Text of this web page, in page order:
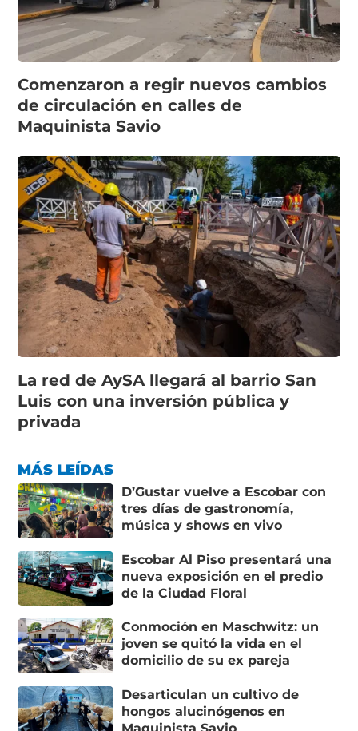
Comenzaron a regir nuevos cambios
de circulación en calles de
Maquinista Savio
La red de AySA llegará al barrio San
Luis con una inversión pública y
privada
MÁS LEÍDAS
D’Gustar vuelve a Escobar con
tres días de gastronomía,
música y shows en vivo
Escobar Al Piso presentará una
nueva exposición en el predio
de la Ciudad Floral
Conmoción en Maschwitz: un
joven se quitó la vida en el
domicilio de su ex pareja
Desarticulan un cultivo de
hongos alucinógenos en
Maquinista Savio